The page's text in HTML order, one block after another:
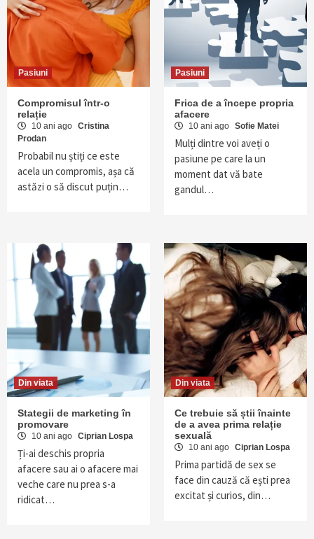
Pasiuni
Compromisul într-o
relație
10 ani ago Cristina
Prodan
Probabil nu știți ce este
acela un compromis, așa că
astăzi o să discut puțin…
Pasiuni
Frica de a începe propria
afacere
10 ani ago Sofie Matei
Mulți dintre voi aveți o
pasiune pe care la un
moment dat vă bate
gandul…
Din viata
Stategii de marketing în
promovare
10 ani ago Ciprian Lospa
Ți-ai deschis propria
afacere sau ai o afacere mai
veche care nu prea s-a
ridicat…
Din viata
Ce trebuie să știi înainte
de a avea prima relație
sexuală
10 ani ago Ciprian Lospa
Prima partidă de sex se
face din cauză că ești prea
excitat și curios, din…